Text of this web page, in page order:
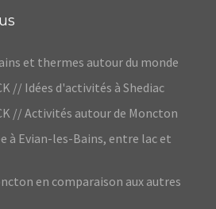
et thermes autour du monde
// Idées d'activités à Shediac
// Activités autour de Moncton
à Evian-les-Bains, entre lac et
en comparaison aux autres